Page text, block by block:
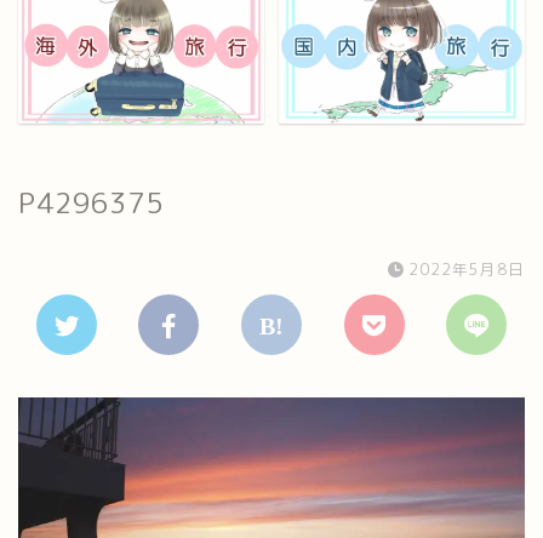
P4296375
2022年5月8日